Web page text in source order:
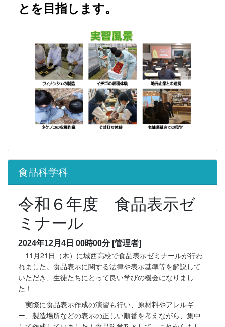
とを目指します。
食品科学科
令和６年度 食品表示ゼ
ミナール
2024年12月4日 00時00分 [管理者]
11月21日（木）に城西高校で食品表示ゼミナールが行わ
れました。食品表示に関する法律や表示基準等を解説して
いただき、生徒たちにとって良い学びの機会になりまし
た！
実際に食品表示作成の演習も行い、原材料やアレルギ
ー、製造場所などの表示の正しい順番を考えながら、集中